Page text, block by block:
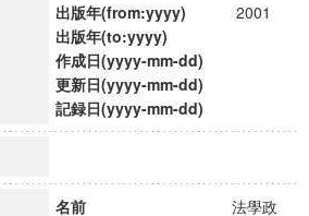
出版年(from:yyyy)
2001
出版年(to:yyyy)
作成日(yyyy-mm-dd)
更新日(yyyy-mm-dd)
記録日(yyyy-mm-dd)
名前
法學政